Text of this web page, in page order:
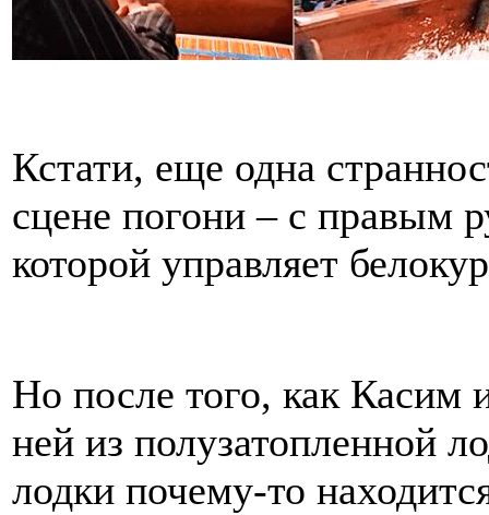
Кстати, еще одна
сцене погони – с правым
которой управляет
Но после того, как Касим
ней из полузатопленной
лодки почему-то